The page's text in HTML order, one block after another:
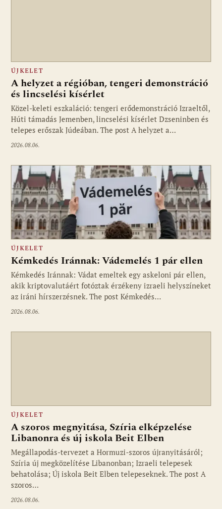
ÚJKELET
A helyzet a régióban, tengeri demonstráció
és lincselési kísérlet
Közel-keleti eszkaláció: tengeri erődemonstráció Izraeltől,
Húti támadás Jemenben, lincselési kísérlet Dzseninben és
telepes erőszak Júdeában. The post A helyzet a…
2026.08.06.
ÚJKELET
Kémkedés Iránnak: Vádemelés 1 pár ellen
Kémkedés Iránnak: Vádat emeltek egy askeloni pár ellen,
akik kriptovalutáért fotóztak érzékeny izraeli helyszíneket
az iráni hírszerzésnek. The post Kémkedés…
2026.08.06.
ÚJKELET
A szoros megnyitása, Szíria elképzelése
Libanonra és új iskola Beit Elben
Megállapodás-tervezet a Hormuzi-szoros újranyitásáról;
Szíria új megközelítése Libanonban; Izraeli telepesek
behatolása; Új iskola Beit Elben telepeseknek. The post A
szoros…
2026.08.06.